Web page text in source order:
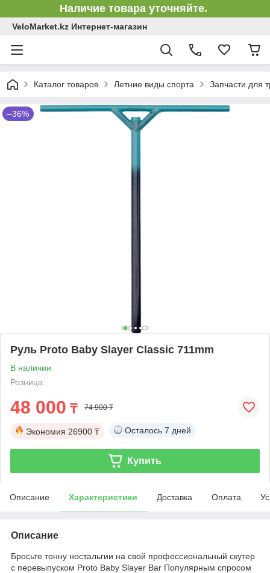
Наличие товара уточняйте.
VeloMarket.kz Интернет-магазин
Каталог товаров Летние виды спорта Запчасти для
–36%
Руль Proto Baby Slayer Classic 711mm
В наличии
Розница
48 000 ₸ 74 900 ₸
Экономия 26900 ₸ Осталось 7 дней
Купить
Описание Характеристики Доставка Оплата
Описание
Бросьте тонну ностальгии на свой профессиональный скутер
с перевыпуском Proto Baby Slayer Bar Популярным спросом